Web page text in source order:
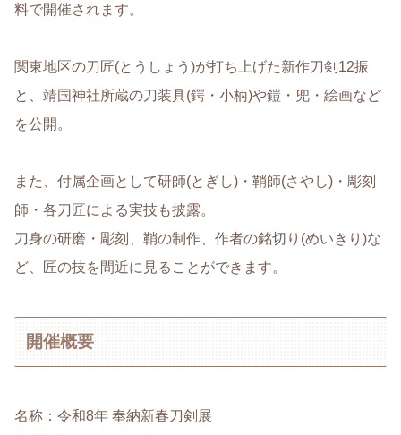
料で開催されます。
関東地区の刀匠(とうしょう)が打ち上げた新作刀剣12振
と、靖国神社所蔵の刀装具(鍔・小柄)や鎧・兜・絵画など
を公開。
また、付属企画として研師(とぎし)・鞘師(さやし)・彫刻
師・各刀匠による実技も披露。
刀身の研磨・彫刻、鞘の制作、作者の銘切り(めいきり)な
ど、匠の技を間近に見ることができます。
開催概要
名称：令和8年 奉納新春刀剣展